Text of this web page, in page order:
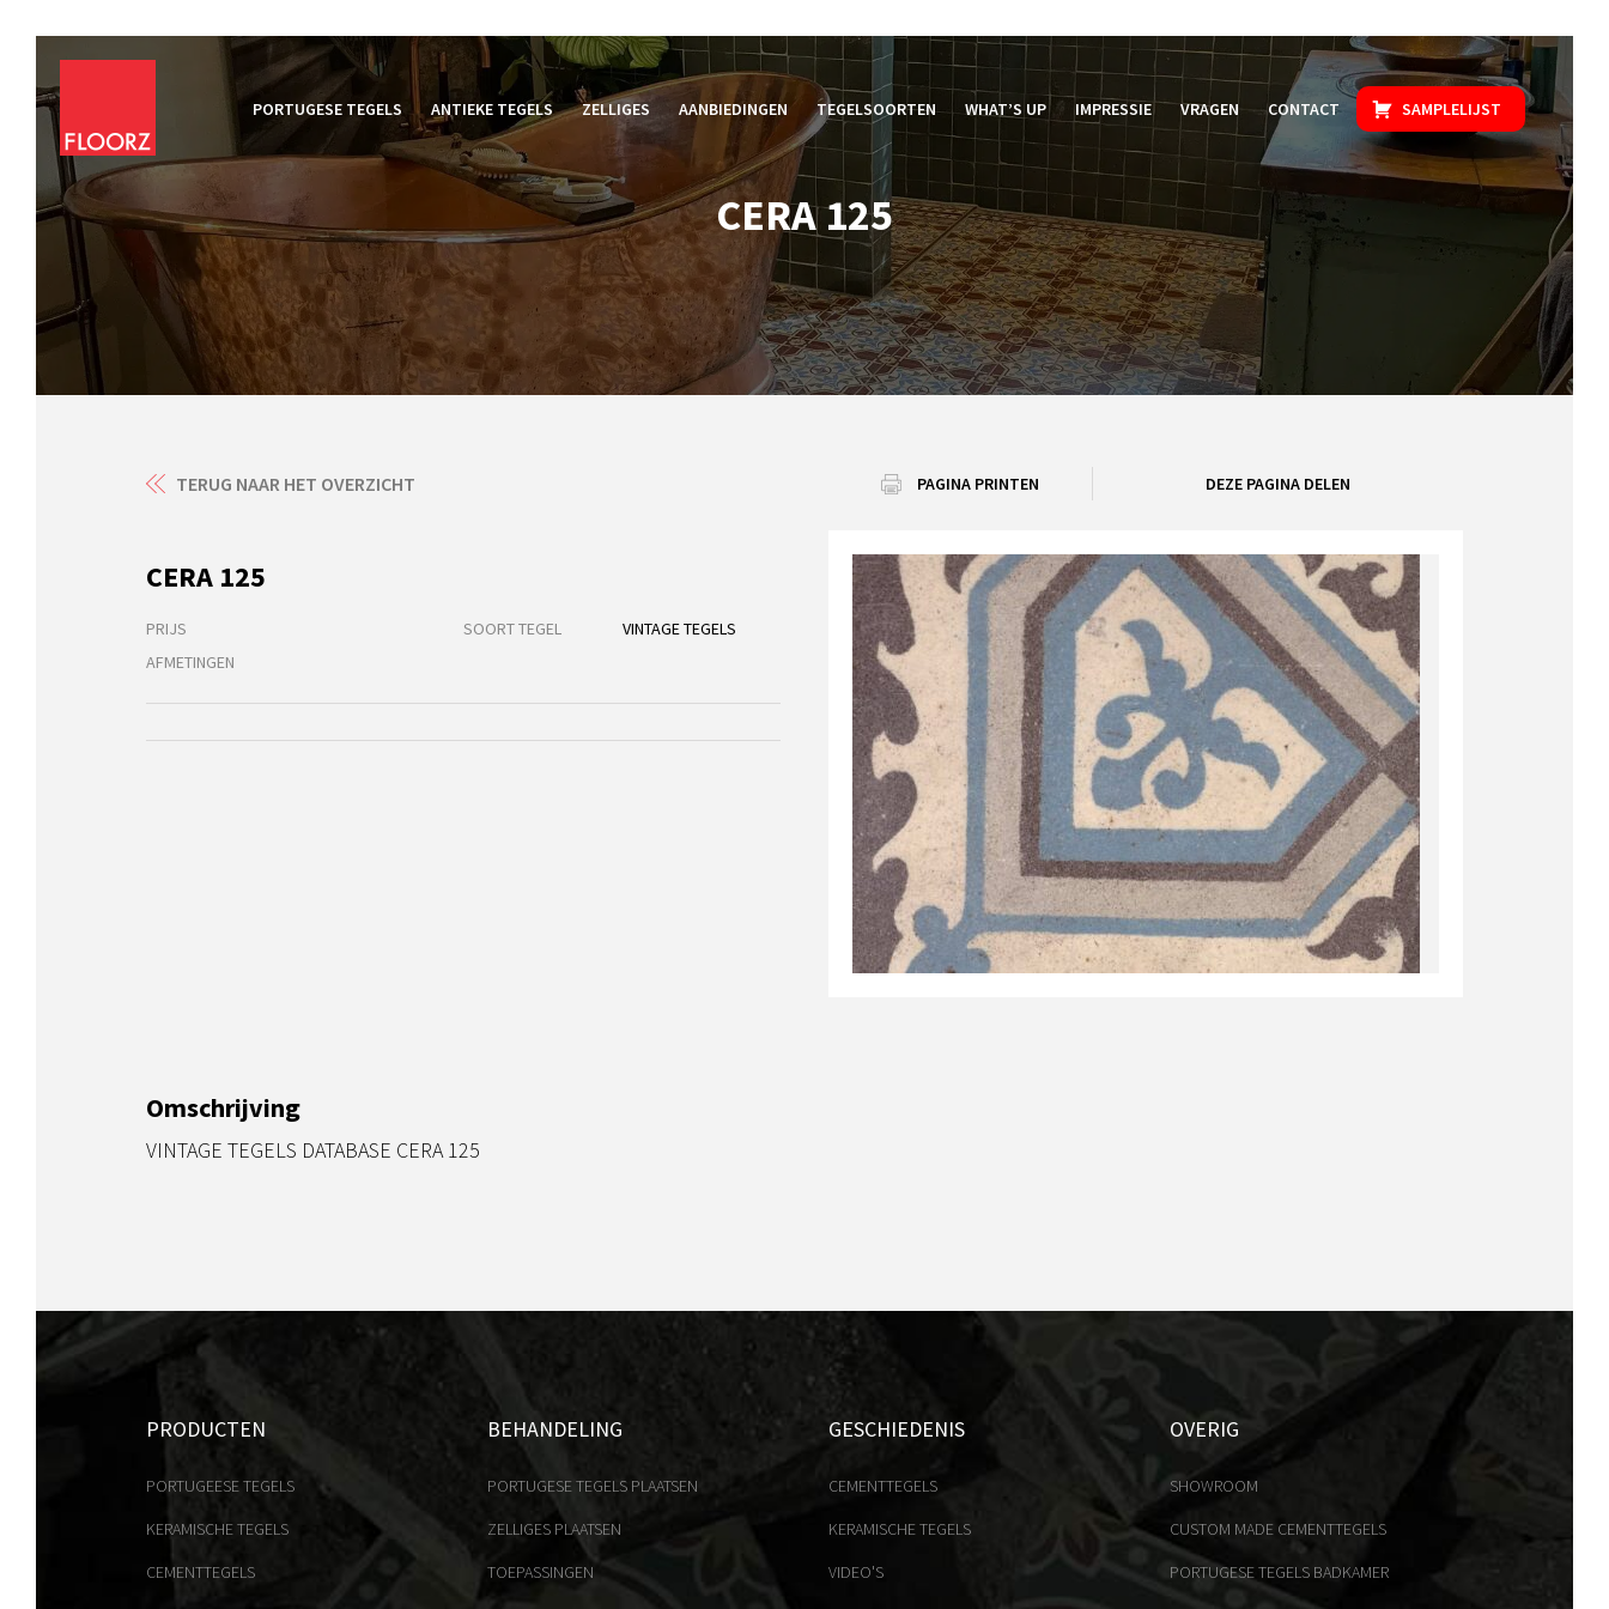
PORTUGESE TEGELS ANTIEKE TEGELS ZELLIGES AANBIEDINGEN TEGELSOORTEN WHAT’S UP IMPRESSIE VRAGEN CONTACT SAMPLELIJST
CERA 125
TERUG NAAR HET OVERZICHT PAGINA PRINTEN DEZE PAGINA DELEN
CERA 125
PRIJS SOORT TEGEL
VINTAGE TEGELS
AFMETINGEN
Omschrijving
VINTAGE TEGELS DATABASE CERA 125
PRODUCTEN
PORTUGEESE TEGELS
KERAMISCHE TEGELS
CEMENTTEGELS
BEHANDELING
PORTUGESE TEGELS PLAATSEN
ZELLIGES PLAATSEN
TOEPASSINGEN
GESCHIEDENIS
CEMENTTEGELS
KERAMISCHE TEGELS
VIDEO'S
OVERIG
SHOWROOM
CUSTOM MADE CEMENTTEGELS
PORTUGESE TEGELS BADKAMER